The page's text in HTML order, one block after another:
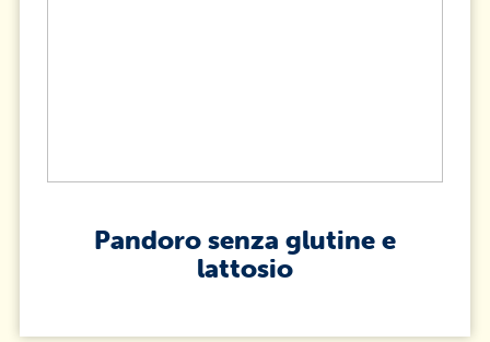
Pandoro senza glutine e
lattosio